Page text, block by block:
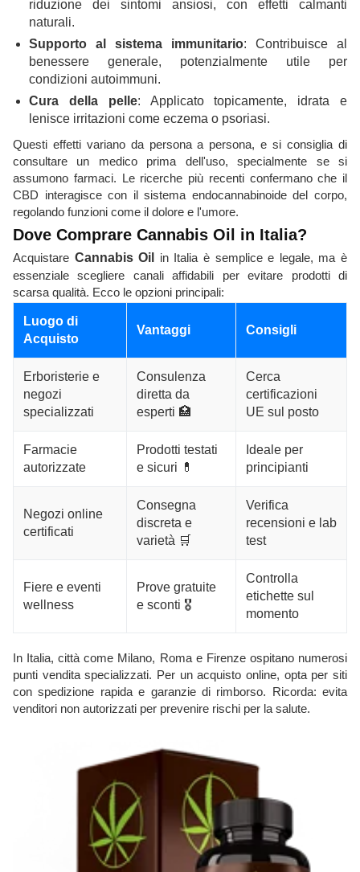
riduzione dei sintomi ansiosi, con effetti calmanti
naturali.
Supporto al sistema immunitario: Contribuisce al
benessere generale, potenzialmente utile per
condizioni autoimmuni.
Cura della pelle: Applicato topicamente, idrata e
lenisce irritazioni come eczema o psoriasi.
Questi effetti variano da persona a persona, e si consiglia di
consultare un medico prima dell'uso, specialmente se si
assumono farmaci. Le ricerche più recenti confermano che il
CBD interagisce con il sistema endocannabinoide del corpo,
regolando funzioni come il dolore e l'umore.
Dove Comprare Cannabis Oil in Italia?
Acquistare Cannabis Oil
in Italia è semplice e legale, ma è
essenziale scegliere canali affidabili per evitare prodotti di
scarsa qualità. Ecco le opzioni principali:
Luogo di
Acquisto
Vantaggi Consigli
Erboristerie e
negozi
specializzati
Consulenza
diretta da
esperti 🏥
Cerca
certificazioni
UE sul posto
Farmacie
autorizzate
Prodotti testati
e sicuri 💊
Ideale per
principianti
Negozi online
certificati
Consegna
discreta e
varietà 🛒
Verifica
recensioni e lab
test
Fiere e eventi
wellness
Prove gratuite
e sconti 🎖️
Controlla
etichette sul
momento
In Italia, città come Milano, Roma e Firenze ospitano numerosi
punti vendita specializzati. Per un acquisto online, opta per siti
con spedizione rapida e garanzie di rimborso. Ricorda: evita
venditori non autorizzati per prevenire rischi per la salute.